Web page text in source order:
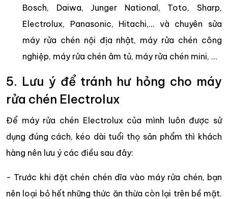
Bosch, Daiwa, Junger National, Toto, Sharp,
Electrolux, Panasonic, Hitachi,… và chuyên sửa
máy rửa chén nội địa nhật, máy rửa chén công
nghiệp, máy rửa chén âm tủ, máy rửa chén mini, …
5. Lưu ý để tránh hư hỏng cho máy
rửa chén Electrolux
Để máy rửa chén Electrolux của mình luôn được sử
dụng đúng cách, kéo dài tuổi thọ sản phẩm thì khách
hàng nên lưu ý các điều sau đây:
- Trước khi đặt chén chén dĩa vào máy rửa chén, bạn
nên loại bỏ hết những thức ăn thừa còn lại trên bề mặt.